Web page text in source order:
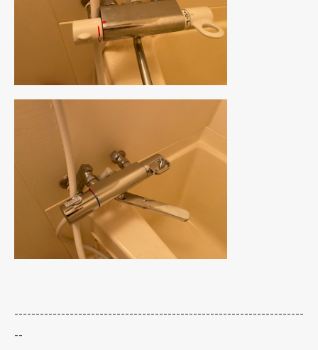
--------------------------------------------------------------------
--